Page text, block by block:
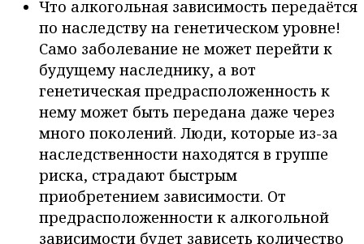
Что алкогольная зависимость передаётся
по наследству на генетическом уровне!
Само заболевание не может перейти к
будущему наследнику, а вот
генетическая предрасположенность к
нему может быть передана даже через
много поколений. Люди, которые из-за
наследственности находятся в группе
риска, страдают быстрым
приобретением зависимости. От
предрасположенности к алкогольной
зависимости будет зависеть количество